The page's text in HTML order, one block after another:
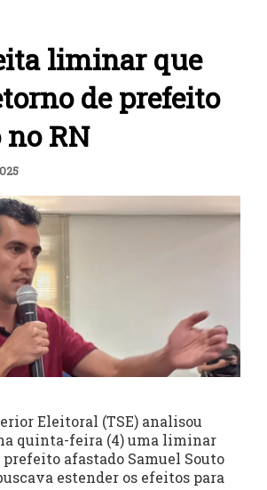
liminar que
de prefeito
no RN
Eleitoral (TSE) analisou
quinta-feira (4) uma liminar
afastado Samuel Souto
estender os efeitos para